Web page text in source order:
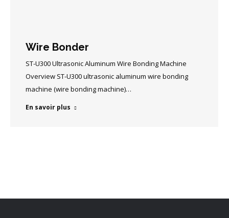
Wire Bonder
ST-U300 Ultrasonic Aluminum Wire Bonding Machine
Overview ST-U300 ultrasonic aluminum wire bonding
machine (wire bonding machine)…
En savoir plus